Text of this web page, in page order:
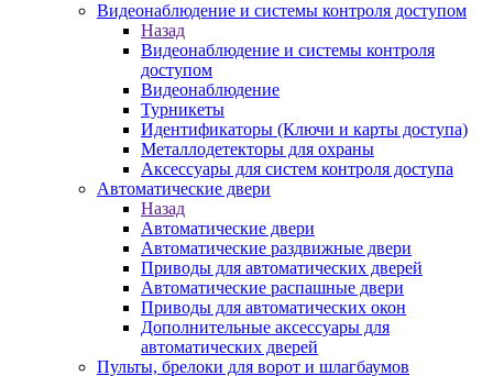
Видеонаблюдение и системы контроля доступом
Назад
Видеонаблюдение и системы контроля
доступом
Видеонаблюдение
Турникеты
Идентификаторы (Ключи и карты доступа)
Металлодетекторы для охраны
Аксессуары для систем контроля доступа
Автоматические двери
Назад
Автоматические двери
Автоматические раздвижные двери
Приводы для автоматических дверей
Автоматические распашные двери
Приводы для автоматических окон
Дополнительные аксессуары для
автоматических дверей
Пульты, брелоки для ворот и шлагбаумов